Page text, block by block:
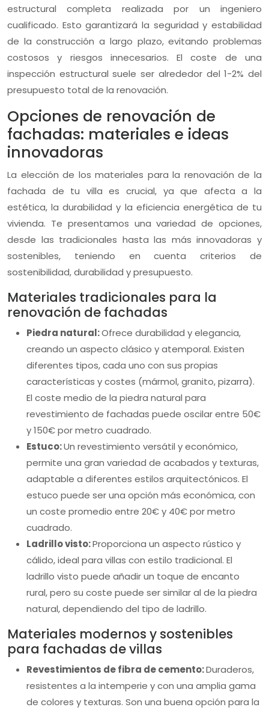
estructural completa realizada por un ingeniero
cualificado. Esto garantizará la seguridad y estabilidad
de la construcción a largo plazo, evitando problemas
costosos y riesgos innecesarios. El coste de una
inspección estructural suele ser alrededor del 1-2% del
presupuesto total de la renovación.
Opciones de renovación de
fachadas: materiales e ideas
innovadoras
La elección de los materiales para la renovación de la
fachada de tu villa es crucial, ya que afecta a la
estética, la durabilidad y la eficiencia energética de tu
vivienda. Te presentamos una variedad de opciones,
desde las tradicionales hasta las más innovadoras y
sostenibles, teniendo en cuenta criterios de
sostenibilidad, durabilidad y presupuesto.
Materiales tradicionales para la
renovación de fachadas
Piedra natural:Ofrece durabilidad y elegancia,
creando un aspecto clásico y atemporal. Existen
diferentes tipos, cada uno con sus propias
características y costes (mármol, granito, pizarra).
El coste medio de la piedra natural para
revestimiento de fachadas puede oscilar entre 50€
y 150€ por metro cuadrado.
Estuco:Un revestimiento versátil y económico,
permite una gran variedad de acabados y texturas,
adaptable a diferentes estilos arquitectónicos. El
estuco puede ser una opción más económica, con
un coste promedio entre 20€ y 40€ por metro
cuadrado.
Ladrillo visto:Proporciona un aspecto rústico y
cálido, ideal para villas con estilo tradicional. El
ladrillo visto puede añadir un toque de encanto
rural, pero su coste puede ser similar al de la piedra
natural, dependiendo del tipo de ladrillo.
Materiales modernos y sostenibles
para fachadas de villas
Revestimientos de fibra de cemento:Duraderos,
resistentes a la intemperie y con una amplia gama
de colores y texturas. Son una buena opción para la